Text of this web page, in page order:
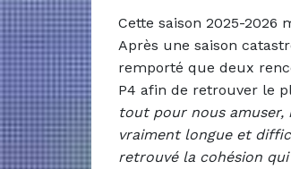
Cette saison 2025-
Après une saison
remporté que deux
P4 afin de retrouver le
tout pour nous amuser,
vraiment longue et
retrouvé la cohésion